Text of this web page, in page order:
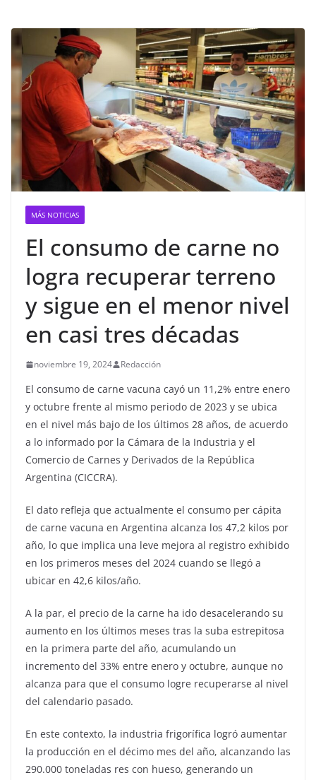
MÁS NOTICIAS
El consumo de carne no
logra recuperar terreno
y sigue en el menor nivel
en casi tres décadas
noviembre 19, 2024 Redacción
El consumo de carne vacuna cayó un 11,2% entre enero
y octubre frente al mismo periodo de 2023 y se ubica
en el nivel más bajo de los últimos 28 años, de acuerdo
a lo informado por la Cámara de la Industria y el
Comercio de Carnes y Derivados de la República
Argentina (CICCRA).
El dato refleja que actualmente el consumo per cápita
de carne vacuna en Argentina alcanza los 47,2 kilos por
año, lo que implica una leve mejora al registro exhibido
en los primeros meses del 2024 cuando se llegó a
ubicar en 42,6 kilos/año.
A la par, el precio de la carne ha ido desacelerando su
aumento en los últimos meses tras la suba estrepitosa
en la primera parte del año, acumulando un
incremento del 33% entre enero y octubre, aunque no
alcanza para que el consumo logre recuperarse al nivel
del calendario pasado.
En este contexto, la industria frigorífica logró aumentar
la producción en el décimo mes del año, alcanzando las
290.000 toneladas res con hueso, generando un